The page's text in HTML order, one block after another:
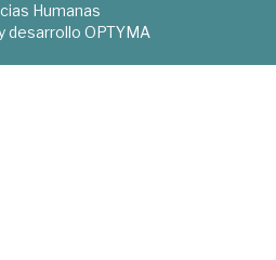
Humanas
desarrollo OPTYMA